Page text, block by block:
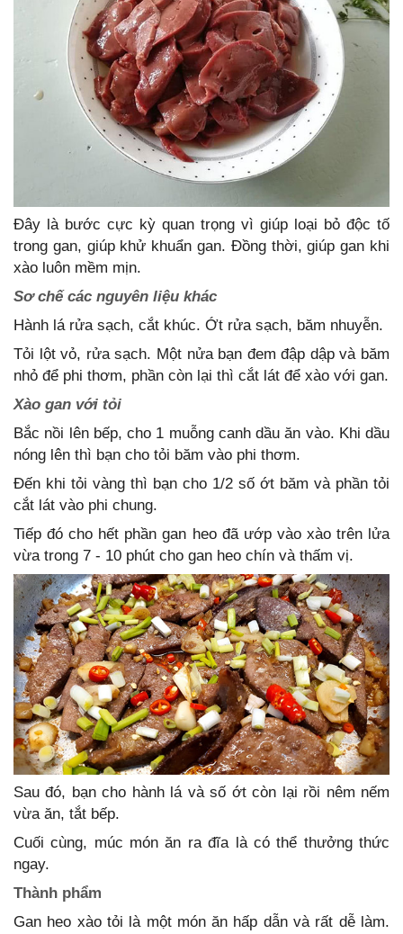
Đây là bước cực kỳ quan trọng vì giúp loại bỏ độc tố
trong gan, giúp khử khuẩn gan. Đồng thời, giúp gan khi
xào luôn mềm mịn.
Sơ chế các nguyên liệu khác
Hành lá rửa sạch, cắt khúc. Ớt rửa sạch, băm nhuyễn.
Tỏi lột vỏ, rửa sạch. Một nửa bạn đem đập dập và băm
nhỏ để phi thơm, phần còn lại thì cắt lát để xào với gan.
Xào gan với tỏi
Bắc nồi lên bếp, cho 1 muỗng canh dầu ăn vào. Khi dầu
nóng lên thì bạn cho tỏi băm vào phi thơm.
Đến khi tỏi vàng thì bạn cho 1/2 số ớt băm và phần tỏi
cắt lát vào phi chung.
Tiếp đó cho hết phần gan heo đã ướp vào xào trên lửa
vừa trong 7 - 10 phút cho gan heo chín và thấm vị.
Sau đó, bạn cho hành lá và số ớt còn lại rồi nêm nếm
vừa ăn, tắt bếp.
Cuối cùng, múc món ăn ra đĩa là có thể thưởng thức
ngay.
Thành phẩm
Gan heo xào tỏi là một món ăn hấp dẫn và rất dễ làm.